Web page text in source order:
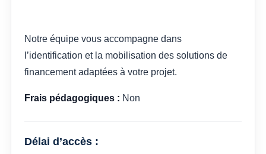
Notre équipe vous accompagne dans
l’identification et la mobilisation des solutions de
financement adaptées à votre projet.
Frais pédagogiques : Non
Délai d’accès :